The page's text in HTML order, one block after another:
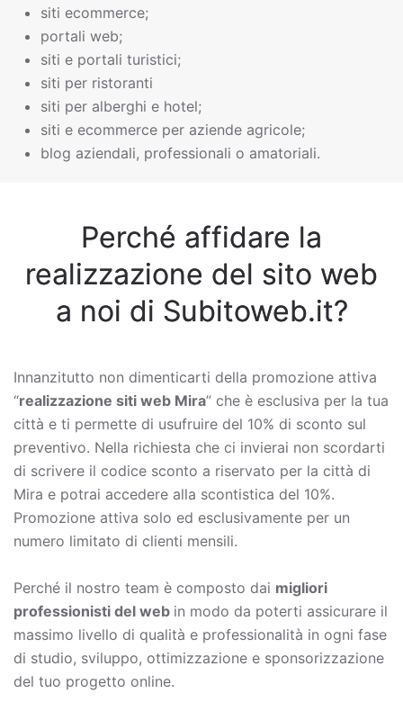
siti ecommerce;
portali web;
siti e portali turistici;
siti per ristoranti
siti per alberghi e hotel;
siti e ecommerce per aziende agricole;
blog aziendali, professionali o amatoriali.
Perché affidare la
realizzazione del sito web
a noi di Subitoweb.it?
Innanzitutto non dimenticarti della promozione attiva
“realizzazione siti web Mira” che è esclusiva per la tua
città e ti permette di usufruire del 10% di sconto sul
preventivo. Nella richiesta che ci invierai non scordarti
di scrivere il codice sconto a riservato per la città di
Mira e potrai accedere alla scontistica del 10%.
Promozione attiva solo ed esclusivamente per un
numero limitato di clienti mensili.
Perché il nostro team è composto dai migliori
professionisti del web in modo da poterti assicurare il
massimo livello di qualità e professionalità in ogni fase
di studio, sviluppo, ottimizzazione e sponsorizzazione
del tuo progetto online.